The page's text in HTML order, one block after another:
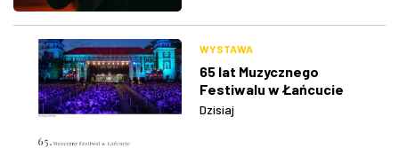
WYSTAWA
65 lat Muzycznego
Festiwalu w Łańcucie
Dzisiaj